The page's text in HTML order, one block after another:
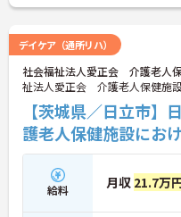
デイケア（通所リハ）
社会福祉法人愛正会 介護老人
祉法人愛正会 介護老人保健施
【茨城県／日立市
護老人保健施設にお
給料 月収 21.7万